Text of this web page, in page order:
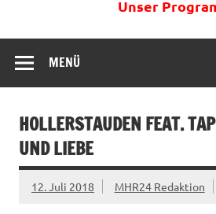
Unser
MENÜ
HOLLERSTAUDEN FEAT.
UND LIEBE
12. Juli 2018 MHR24 Redaktion